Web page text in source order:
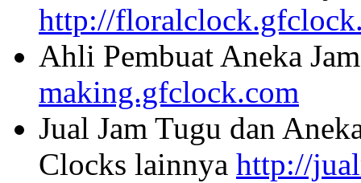
http://
Ahli Pembuat Aneka
making.gfclock.com
Jual Jam Tugu dan
Clocks lainnya http://